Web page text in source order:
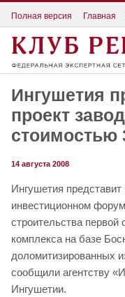
Полная версия Главная
Ингушетия
проект
стоимостью
14 августа 2008
Ингушетия
инвестиционном
строительства первой
комплекса на базе
доломитизированных
сообщили агентству
Ингушетии.